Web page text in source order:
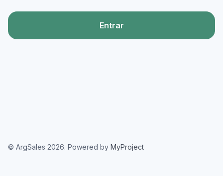
Entrar
© ArgSales 2026. Powered by MyProject